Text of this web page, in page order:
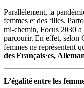
Parallèlement, la
femmes et des filles.
mi-chemin, Focus 2030 a
parcourir. En effet, selon
femmes ne représentent
des Français·es,
L’égalité entre les